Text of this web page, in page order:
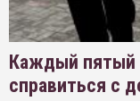
Каждый пятый
справиться с